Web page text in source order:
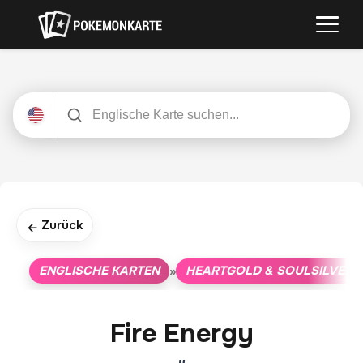
← Zurück
ENGLISCHE KARTEN » HEARTGOLD & SOULSILVER
Fire Energy